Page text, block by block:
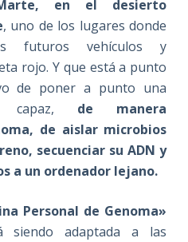
en el desierto
, uno de los lugares donde
futuros vehículos y
rojo. Y que está a punto
de poner a punto una
capaz, de manera
de aislar microbios
secuenciar su ADN y
a un ordenador lejano.
Personal de Genoma»
siendo adaptada a las